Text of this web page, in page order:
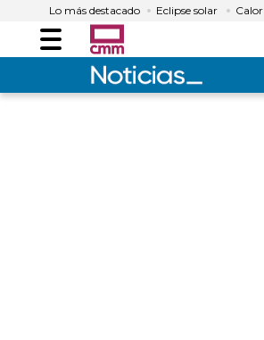
Lo más destacado Eclipse solar Calor
Menú